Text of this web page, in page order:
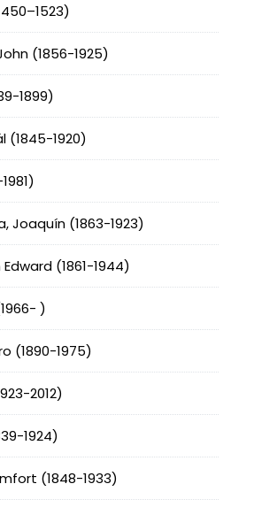
(1856-1925)
1899)
(1845-1920)
Joaquín (1863-1923)
(1861-1944)
)
(1890-1975)
2012)
1924)
(1848-1933)